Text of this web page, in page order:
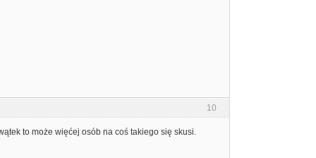
10
to może więćej osób na coś takiego się skusi.